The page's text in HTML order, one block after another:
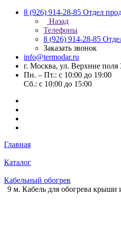
8 (926) 914-28-85 Отдел
Назад
Телефоны
8 (926) 914-28-85
Заказать звонок
info@termodar.ru
г. Москва, ул. Верхние
Пн. – Пт.: с 10:00 до 19:00
Сб.: с 10:00 до 15:00
Главная
Каталог
Кабельный обогрев
9 м. Кабель для обогрева крыши